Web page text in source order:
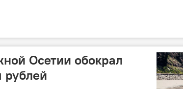
Осетии обокрал
рублей